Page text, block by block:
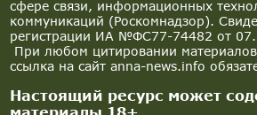
сфере связи, информационных
коммуникаций (Роскомнадзор).
регистрации ИА №ФС77-74482 от
При любом цитировании материалов
ссылка на сайт anna-news.info
Настоящий ресурс может